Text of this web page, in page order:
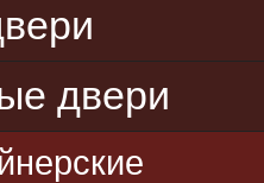
двери